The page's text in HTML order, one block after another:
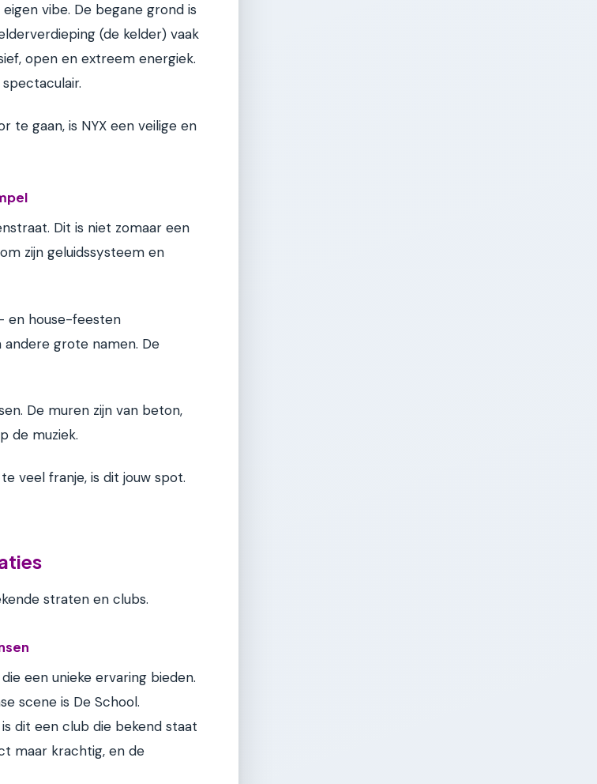
vibe. De begane grond is
(de kelder) vaak
open en extreem energiek.
te gaan, is NYX een veilige en
Dit is niet zomaar een
zijn geluidssysteem en
en house-feesten
andere grote namen. De
De muren zijn van beton,
de muziek.
veel franje, is dit jouw spot.
straten en clubs.
een unieke ervaring bieden.
scene is De School.
dit een club die bekend staat
maar krachtig, en de